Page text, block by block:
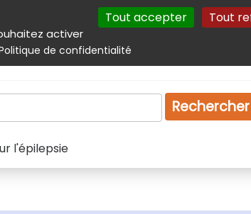
activer
Tout accepter Tout
de confidentialité
Autres services Plan du site
Emploi Droit
Rechercher
l'épilepsie